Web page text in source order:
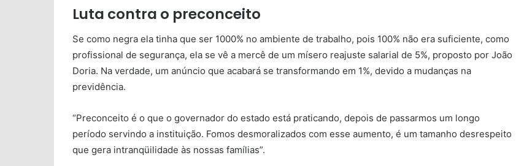
Luta contra o preconceito
Se como negra ela tinha que ser 1000% no ambiente de trabalho, pois 100% não era suficiente, como
profissional de segurança, ela se vê a mercê de um mísero reajuste salarial de 5%, proposto por João
Doria. Na verdade, um anúncio que acabará se transformando em 1%, devido a mudanças na
previdência.
“Preconceito é o que o governador do estado está praticando, depois de passarmos um longo
período servindo a instituição. Fomos desmoralizados com esse aumento, é um tamanho desrespeito
que gera intranqüilidade às nossas famílias”.